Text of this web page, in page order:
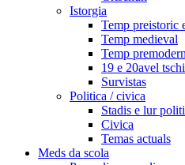
Istorgia
Temp preistoric
Temp medieval
Temp
19 e 20avel
Survistas
Politica / civica
Stadis e lur
Civica
Temas actuals
Meds da scola